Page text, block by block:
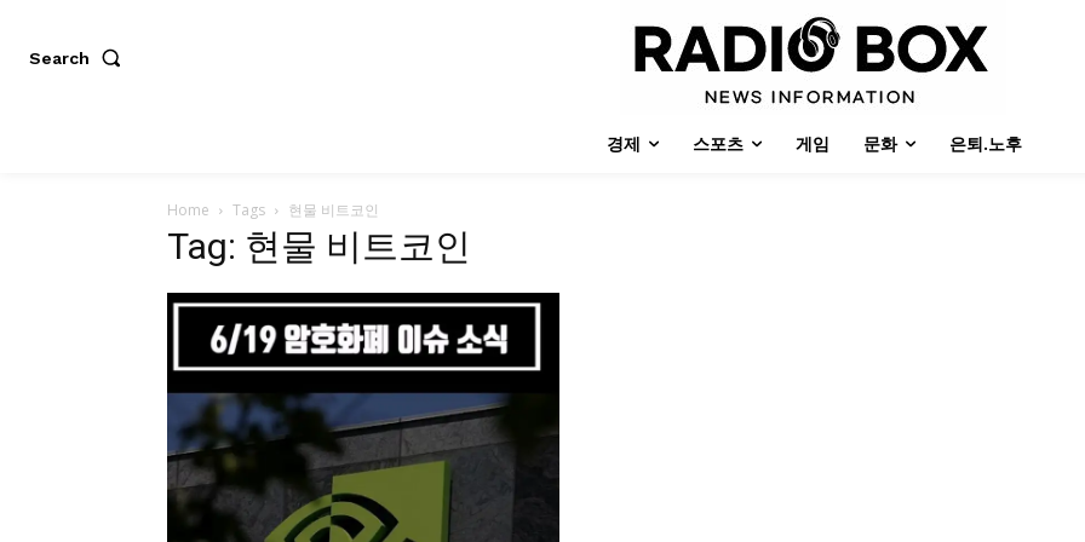
Search
경제 스포츠 게임 문화 은퇴.노후
Home Tags 현물 비트코인
Tag: 현물 비트코인